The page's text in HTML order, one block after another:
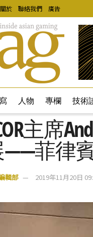
關於 聯絡我們 廣告
人物 專欄 技術
主席
菲律
輯部 2019年11月20日